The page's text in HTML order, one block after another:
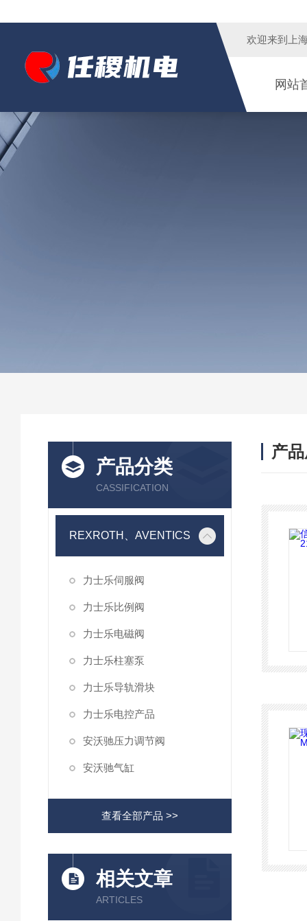
欢迎来到 上
网站
产品分类
CASSIFICATION
REXROTH、AVENTICS
力士乐伺服阀
力士乐比例阀
力士乐电磁阀
力士乐柱塞泵
力士乐导轨滑块
力士乐电控产品
安沃驰压力调节阀
安沃驰气缸
查看全部产品 >>
相关文章
ARTICLES
产